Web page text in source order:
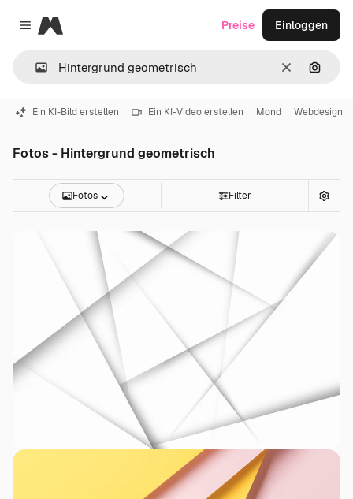
Close menu
Magnific
LöschenNach
Preise Einloggen
Ein KI-Bild erstellen Ein KI-Video erstellen Mond Webdesign
Fotos - Hintergrund geometrisch
Fotos Filter